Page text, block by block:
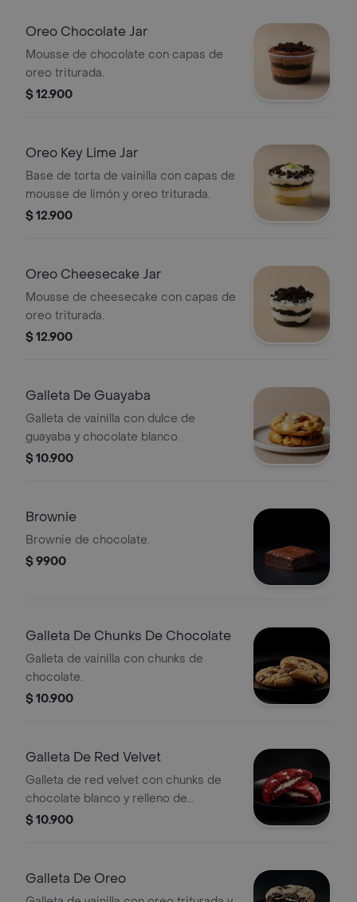
Oreo Chocolate Jar
Mousse de chocolate con capas de
oreo triturada.
$ 12.900
Oreo Key Lime Jar
Base de torta de vainilla con capas de
mousse de limón y oreo triturada.
$ 12.900
Oreo Cheesecake Jar
Mousse de cheesecake con capas de
oreo triturada.
$ 12.900
Galleta De Guayaba
Galleta de vainilla con dulce de
guayaba y chocolate blanco.
$ 10.900
Brownie
Brownie de chocolate.
$ 9900
Galleta De Chunks De Chocolate
Galleta de vainilla con chunks de
chocolate.
$ 10.900
Galleta De Red Velvet
Galleta de red velvet con chunks de
chocolate blanco y relleno de
cheesecake.
$ 10.900
Galleta De Oreo